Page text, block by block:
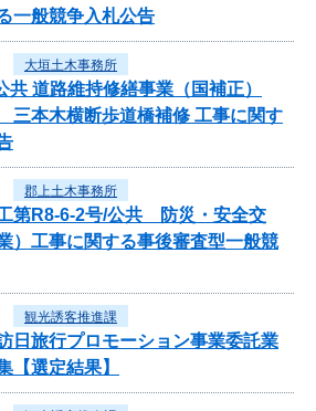
一般競争入札公告
大垣土木事務所
道路維持修繕事業（国補正）
三本木横断歩道橋補修 工事に関す
郡上土木事務所
第R8-6-2号/公共 防災・安全交
）工事に関する事後審査型一般競
観光誘客推進課
日旅行プロモーション事業委託業
【選定結果】